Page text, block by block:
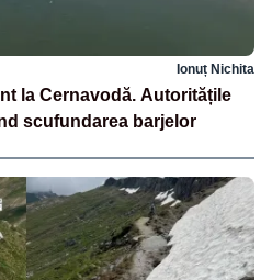
Ionuț Nichita
la Cernavodă. Autoritățile
scufundarea barjelor